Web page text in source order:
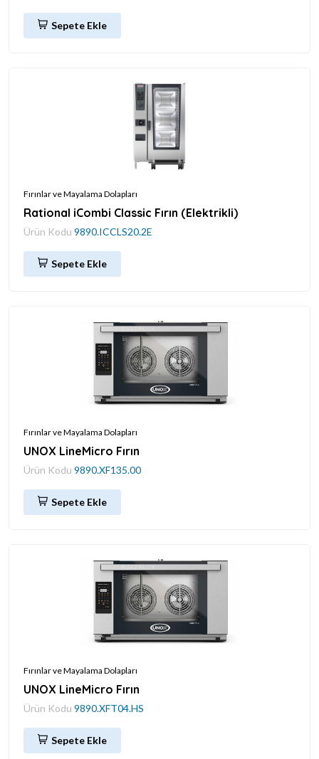
Sepete Ekle
Fırınlar ve Mayalama Dolapları
Rational iCombi Classic Fırın (Elektrikli)
Ürün Kodu 9890.ICCLS20.2E
Sepete Ekle
Fırınlar ve Mayalama Dolapları
UNOX LineMicro Fırın
Ürün Kodu 9890.XF135.00
Sepete Ekle
Fırınlar ve Mayalama Dolapları
UNOX LineMicro Fırın
Ürün Kodu 9890.XFT04.HS
Sepete Ekle